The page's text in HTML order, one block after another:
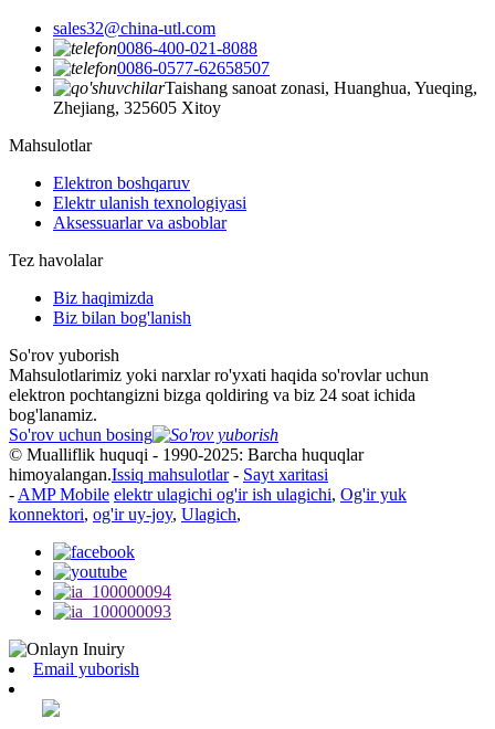
sales32@china-utl.com
0086-400-021-8088
0086-0577-62658507
Taishang sanoat zonasi, Huanghua, Yueqing,
Zhejiang, 325605 Xitoy
Mahsulotlar
Elektron boshqaruv
Elektr ulanish texnologiyasi
Aksessuarlar va asboblar
Tez havolalar
Biz haqimizda
Biz bilan bog'lanish
So'rov yuborish
Mahsulotlarimiz yoki narxlar ro'yxati haqida so'rovlar uchun
elektron pochtangizni bizga qoldiring va biz 24 soat ichida
bog'lanamiz.
So'rov uchun bosing
© Mualliflik huquqi - 1990-2025: Barcha huquqlar
himoyalangan.Issiq mahsulotlar- Sayt xaritasi
- AMP Mobile elektr ulagichi og'ir ish ulagichi, Og'ir yuk
konnektori, og'ir uy-joy, Ulagich,
Email yuborish